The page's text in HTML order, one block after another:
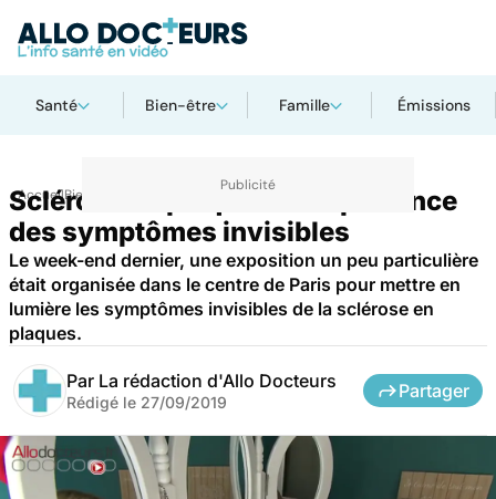
Santé Bien-être Famille Émissions
AccueilBien-être
Sclérose en plaques : l'importance
des symptômes invisibles
Le week-end dernier, une exposition un peu particulière
était organisée dans le centre de Paris pour mettre en
lumière les symptômes invisibles de la sclérose en
plaques.
Par La rédaction d'Allo Docteurs
Rédigé le 27/09/2019
Partager